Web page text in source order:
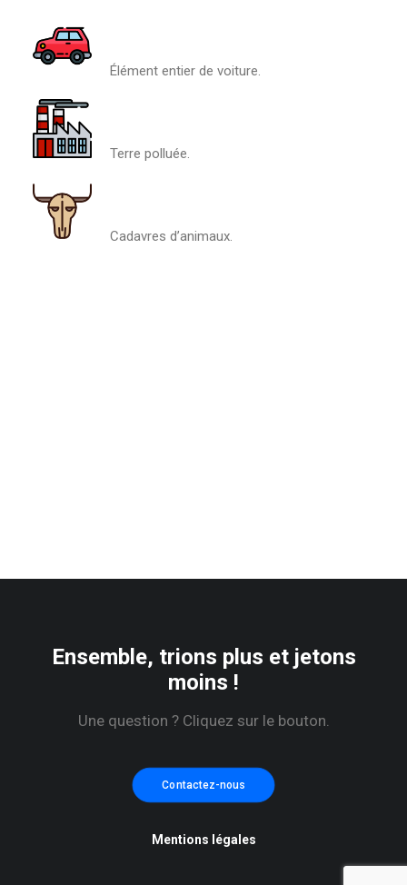
Élément entier de voiture.
Terre polluée.
Cadavres d’animaux.
Ensemble, trions plus et jetons
moins !
Une question ? Cliquez sur le bouton.
Contactez-nous
Mentions légales